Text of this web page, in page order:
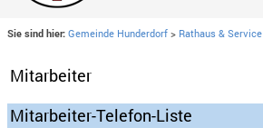
Sie sind hier: Gemeinde Hunderdorf > Rathaus & Service
Mitarbeiter
Mitarbeiter-Telefon-Liste